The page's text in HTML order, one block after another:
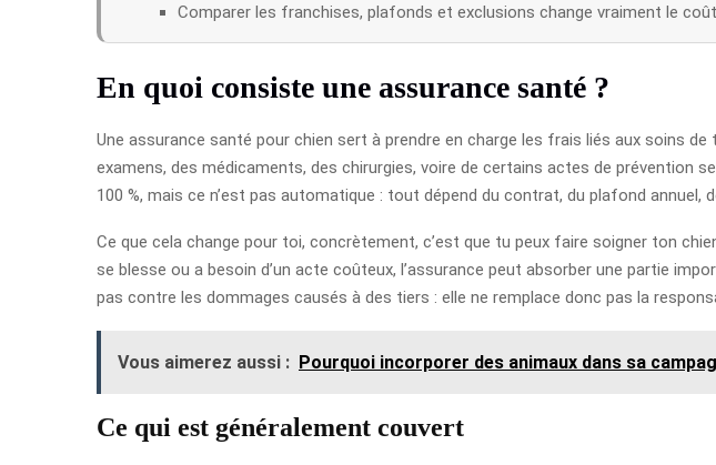
Comparer les franchises, plafonds et exclusions change vraiment le coût
En quoi consiste une assurance santé ?
Une assurance santé pour chien sert à prendre en charge les frais liés aux soins
examens, des médicaments, des chirurgies, voire de certains actes de prévention
100 %, mais ce n’est pas automatique : tout dépend du contrat, du plafond annuel,
Ce que cela change pour toi, concrètement, c’est que tu peux faire soigner ton
se blesse ou a besoin d’un acte coûteux, l’assurance peut absorber une partie
pas contre les dommages causés à des tiers : elle ne remplace donc pas la
Vous aimerez aussi : Pourquoi incorporer des animaux dans sa
Ce qui est généralement couvert